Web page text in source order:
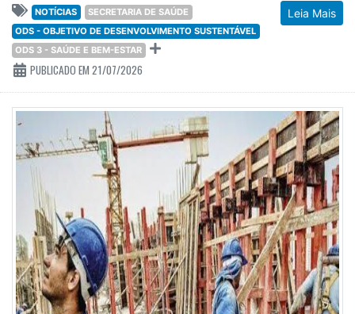
Leia Mais
NOTÍCIAS
SECRETARIA DE SAÚDE
ODS - OBJETIVO DE DESENVOLVIMENTO SUSTENTÁVEL
ODS 3 - SAÚDE E BEM-ESTAR
PUBLICADO EM 21/07/2026